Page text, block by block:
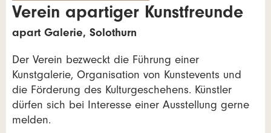
Verein apartiger Kunstfreunde
apart Galerie, Solothurn
Der Verein bezweckt die Führung einer
Kunstgalerie, Organisation von Kunstevents und
die Förderung des Kulturgeschehens. Künstler
dürfen sich bei Interesse einer Ausstellung gerne
melden.